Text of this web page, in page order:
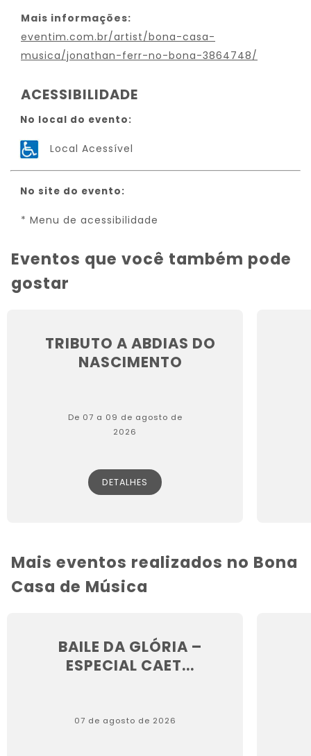
Mais informações:
eventim.com.br/artist/bona-casa-
musica/jonathan-ferr-no-bona-3864748/
ACESSIBILIDADE
No local do evento:
Local Acessível
No site do evento:
* Menu de acessibilidade
Eventos que você também pode
gostar
TRIBUTO A ABDIAS DO
NASCIMENTO
De 07 a 09 de agosto de
2026
DETALHES
Mais eventos realizados no Bona
Casa de Música
BAILE DA GLÓRIA –
ESPECIAL CAET...
07 de agosto de 2026